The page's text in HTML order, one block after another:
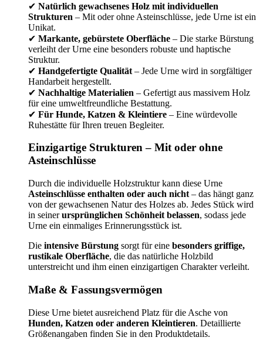
✔ Natürlich gewachsenes Holz mit individuellen
Strukturen – Mit oder ohne Asteinschlüsse, jede Urne ist ein
Unikat.
✔ Markante, gebürstete Oberfläche – Die starke Bürstung
verleiht der Urne eine besonders robuste und haptische
Struktur.
✔ Handgefertigte Qualität – Jede Urne wird in sorgfältiger
Handarbeit hergestellt.
✔ Nachhaltige Materialien – Gefertigt aus massivem Holz
für eine umweltfreundliche Bestattung.
✔ Für Hunde, Katzen & Kleintiere – Eine würdevolle
Ruhestätte für Ihren treuen Begleiter.
Einzigartige Strukturen – Mit oder ohne
Asteinschlüsse
Durch die individuelle Holzstruktur kann diese Urne
Asteinschlüsse enthalten oder auch nicht – das hängt ganz
von der gewachsenen Natur des Holzes ab. Jedes Stück wird
in seinerursprünglichen Schönheit belassen, sodass jede
Urne ein einmaliges Erinnerungsstück ist.
Die intensive Bürstung sorgt für eine besonders griffige,
rustikale Oberfläche, die das natürliche Holzbild
unterstreicht und ihm einen einzigartigen Charakter verleiht.
Maße & Fassungsvermögen
Diese Urne bietet ausreichend Platz für die Asche von
Hunden, Katzen oder anderen Kleintieren. Detaillierte
Größenangaben finden Sie in den Produktdetails.